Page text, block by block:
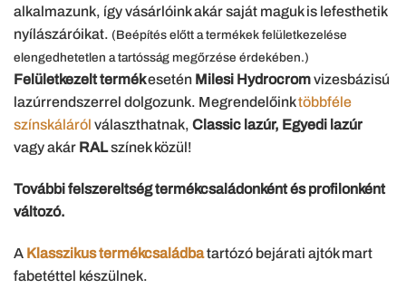
alkalmazunk, így vásárlóink akár saját maguk is lefesthetik
nyílászáróikat. (Beépítés előtt a termékek felületkezelése
elengedhetetlen a tartósság megőrzése érdekében.)
Felületkezelt termékesetén Milesi Hydrocromvizesbázisú
lazúrrendszerrel dolgozunk. Megrendelőinktöbbféle
színskáláról választhatnak, Classic lazúr, Egyedi lazúr
vagy akár RALszínek közül!
További felszereltség termékcsaládonként és profilonként
változó.
A Klasszikus termékcsaládbatartózó bejárati ajtók mart
fabetéttel készülnek.